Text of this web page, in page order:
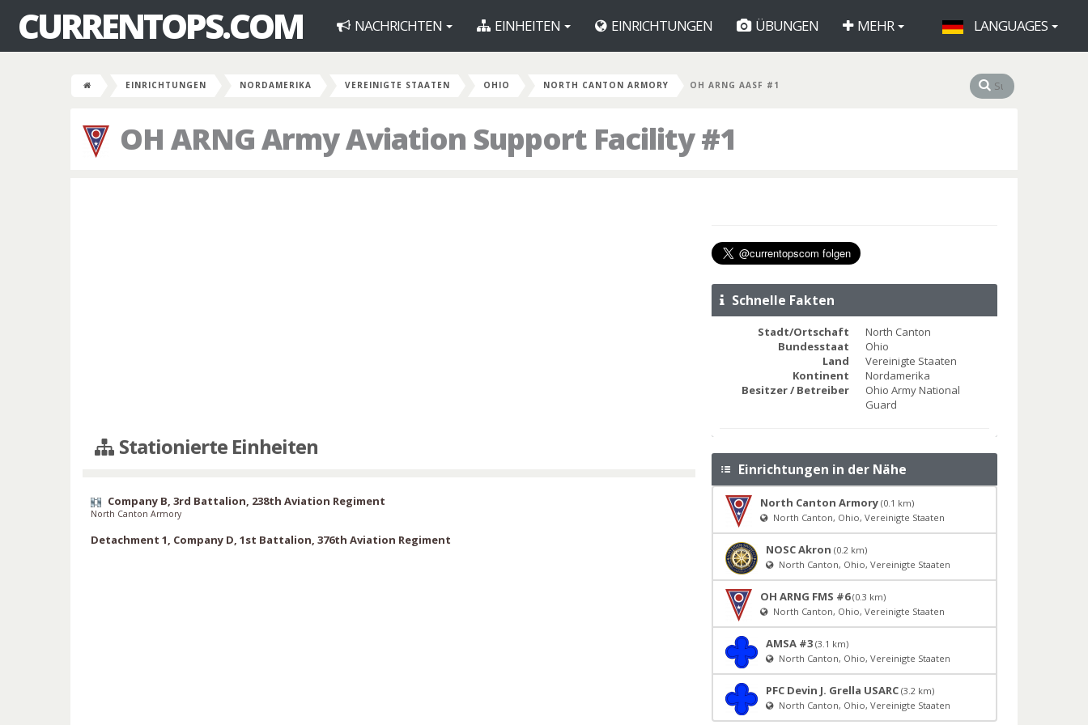
CURRENTOPS.COM NACHRICHTEN EINHEITEN EINRICHTUNGEN ÜBUNGEN MEHR LANGUAGES
EINRICHTUNGEN NORDAMERIKA VEREINIGTE STAATEN OHIO NORTH CANTON ARMORY OH ARNG AASF #1
OH ARNG Army Aviation Support Facility #1
Stationierte Einheiten
Company B, 3rd Battalion, 238th Aviation Regiment
North Canton Armory
Detachment 1, Company D, 1st Battalion, 376th Aviation Regiment
Schnelle Fakten
Stadt/Ortschaft
North Canton
Bundesstaat
Ohio
Land
Vereinigte Staaten
Kontinent
Nordamerika
Besitzer / Betreiber
Ohio Army National
Guard
Einrichtungen in der Nähe
North Canton Armory (0.1 km)
North Canton, Ohio, Vereinigte Staaten
NOSC Akron (0.2 km)
North Canton, Ohio, Vereinigte Staaten
OH ARNG FMS #6 (0.3 km)
North Canton, Ohio, Vereinigte Staaten
AMSA #3 (3.1 km)
North Canton, Ohio, Vereinigte Staaten
PFC Devin J. Grella USARC (3.2 km)
North Canton, Ohio, Vereinigte Staaten